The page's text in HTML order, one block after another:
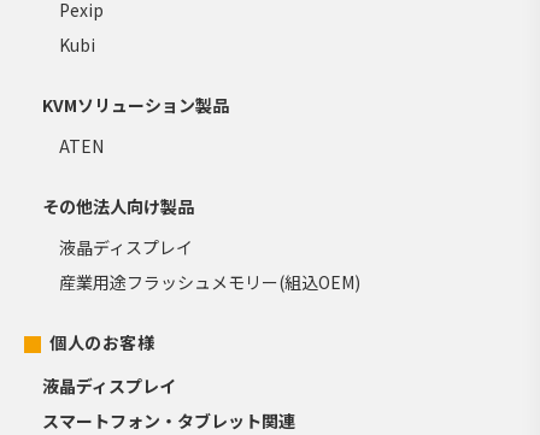
Pexip
Kubi
KVMソリューション製品
ATEN
その他法人向け製品
液晶ディスプレイ
産業用途フラッシュメモリー(組込OEM)
個人のお客様
液晶ディスプレイ
スマートフォン・タブレット関連